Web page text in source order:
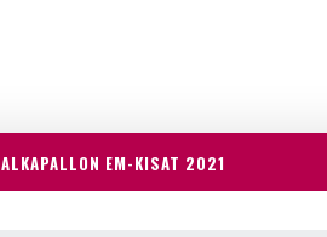
EM-KISAT 2021